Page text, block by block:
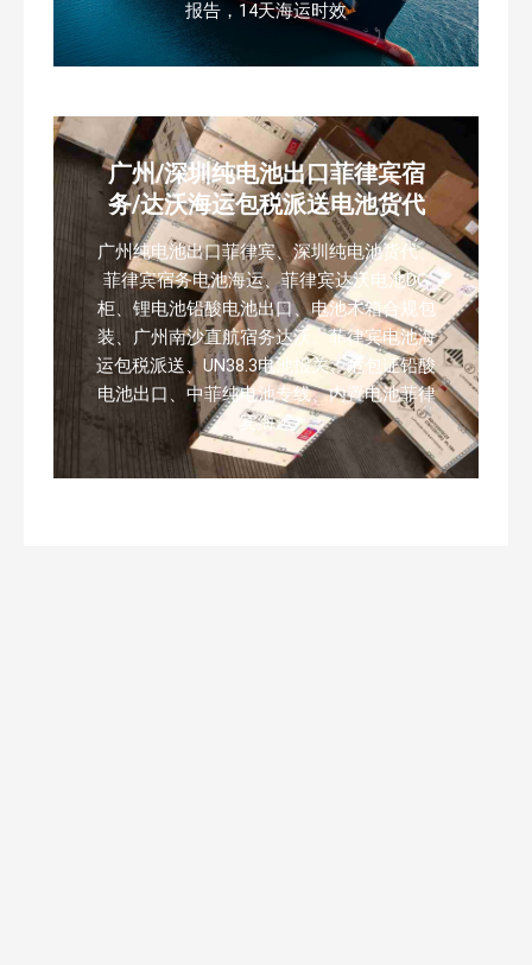
报告，14天海运时效
广州/深圳纯电池出口菲律宾宿
务/达沃海运包税派送电池货代
广州纯电池出口菲律宾、深圳纯电池货代、
菲律宾宿务电池海运、菲律宾达沃电池DG
柜、锂电池铅酸电池出口、电池木箱合规包
装、广州南沙直航宿务达沃、菲律宾电池海
运包税派送、UN38.3电池报关、危包证铅酸
电池出口、中菲纯电池专线、内置电池菲律
宾海运